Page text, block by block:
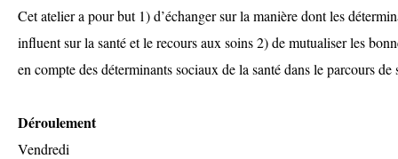
Cet atelier a pour but 1) d’échanger sur la manière dont les
influent sur la santé et le recours aux soins 2) de mutualiser les
en compte des déterminants sociaux de la santé dans le parcours de
Déroulement
Vendredi